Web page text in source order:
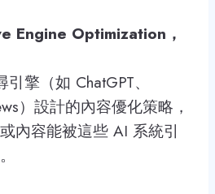
Engine Optimization，
擎（如 ChatGPT、
）設計的內容優化策略，
內容能被這些 AI 系統引